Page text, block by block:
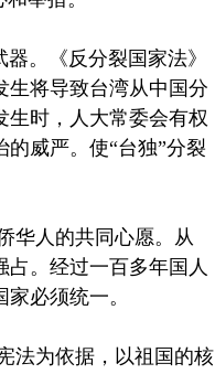
。《反分裂国家法》
生将导致台湾从中国分
生时，人大常委会有权
威严。使“台独”分裂
华人的共同心愿。从
占。经过一百多年国人
必须统一。
法为依据，以祖国的核